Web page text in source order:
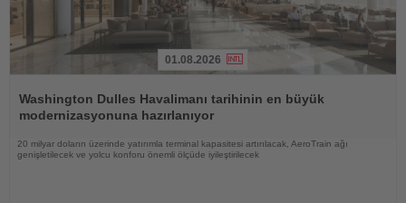
Oku
01.08.2026
Washington Dulles Havalimanı tarihinin en büyük
modernizasyonuna hazırlanıyor
20 milyar doların üzerinde yatırımla terminal kapasitesi artırılacak, AeroTrain ağı
genişletilecek ve yolcu konforu önemli ölçüde iyileştirilecek